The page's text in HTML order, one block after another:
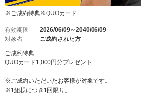
※ご成約特典※QUOカード
有効期限
2026/06/09～2040/06/09
対象者
ご成約された方
ご成約特典
QUOカード1,000円分プレゼント
※ご成約いただいたお客様が対象です。
※1組様につき1回限り。